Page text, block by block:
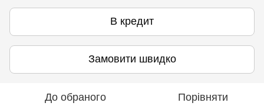
В кредит
Замовити швидко
До обраного Порівняти